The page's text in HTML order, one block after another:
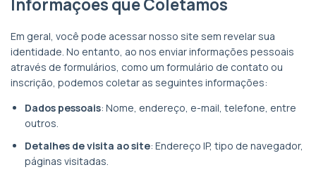
Informações que Coletamos
Em geral, você pode acessar nosso site sem revelar sua
identidade. No entanto, ao nos enviar informações pessoais
através de formulários, como um formulário de contato ou
inscrição, podemos coletar as seguintes informações:
Dados pessoais: Nome, endereço, e-mail, telefone, entre
outros.
Detalhes de visita ao site: Endereço IP, tipo de navegador,
páginas visitadas.